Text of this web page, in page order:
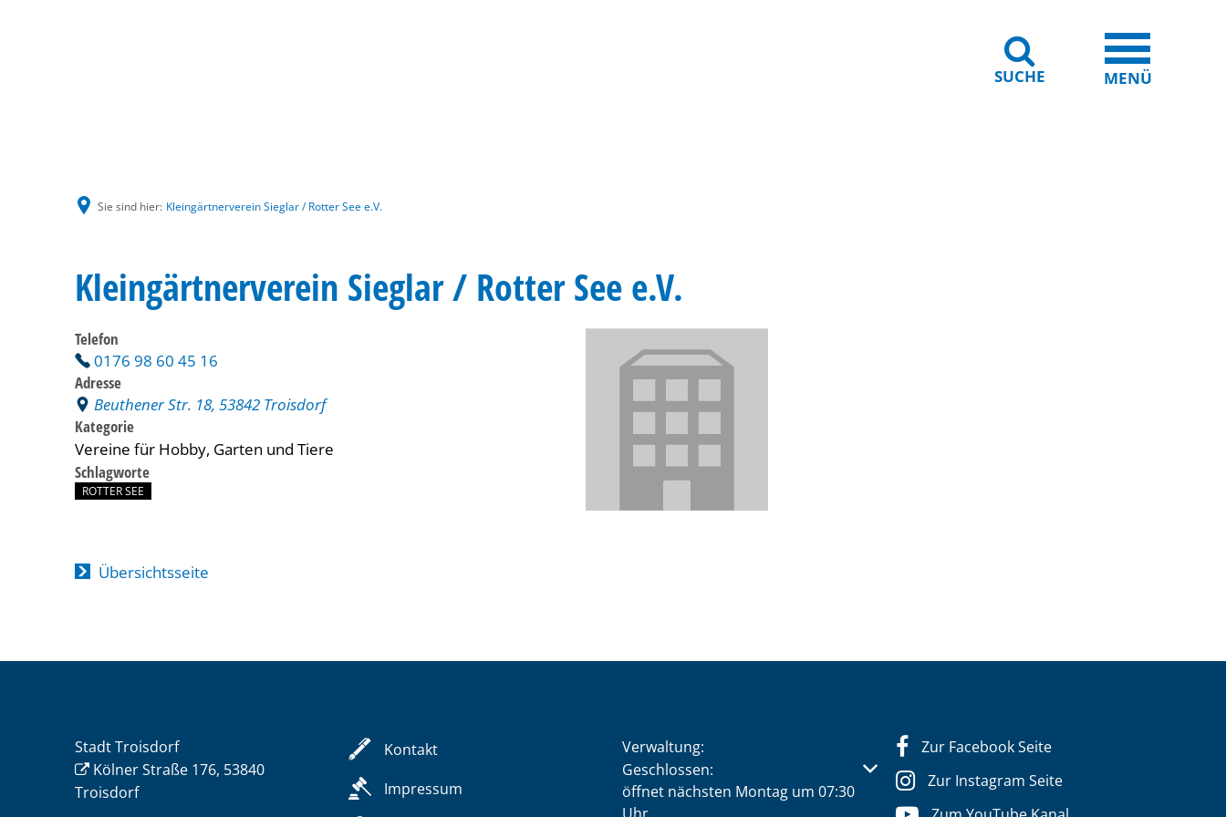
SUCHE MENÜ
Sie sind hier: Kleingärtnerverein Sieglar / Rotter See e.V.
Kleingärtnerverein Sieglar / Rotter See e.V.
Telefon
0176 98 60 45 16
Adresse
Beuthener Str. 18, 53842 Troisdorf
Kategorie
Vereine für Hobby, Garten und Tiere
Schlagworte
ROTTER SEE
Übersichtsseite
Stadt Troisdorf
Kölner Straße 176, 53840
Troisdorf
Kontakt
Impressum
Verwaltung:
Klicken, um weitere Öffnungs- oder Schließzeiten auszublenden
Geschlossen:
öffnet nächsten Montag um 07:30
Zur Facebook Seite
Zur Instagram Seite